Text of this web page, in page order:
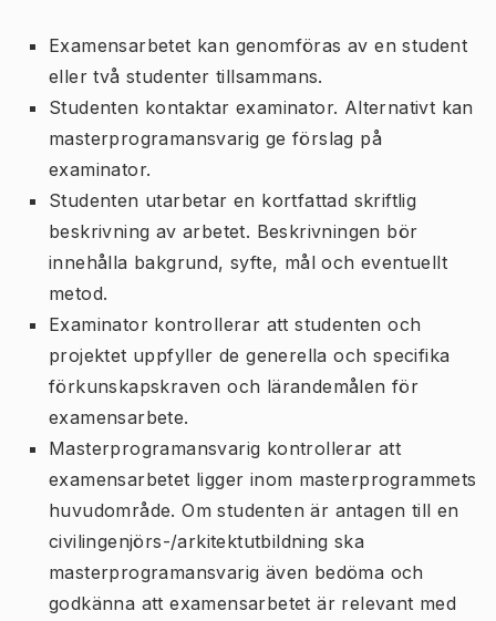
Examensarbetet kan genomföras av en student
eller två studenter tillsammans.
Studenten kontaktar examinator. Alternativt kan
masterprogramansvarig ge förslag på
examinator.
Studenten utarbetar en kortfattad skriftlig
beskrivning av arbetet. Beskrivningen bör
innehålla bakgrund, syfte, mål och eventuellt
metod.
Examinator kontrollerar att studenten och
projektet uppfyller de generella och specifika
förkunskapskraven och lärandemålen för
examensarbete.
Masterprogramansvarig kontrollerar att
examensarbetet ligger inom masterprogrammets
huvudområde. Om studenten är antagen till en
civilingenjörs-/arkitektutbildning ska
masterprogramansvarig även bedöma och
godkänna att examensarbetet är relevant med